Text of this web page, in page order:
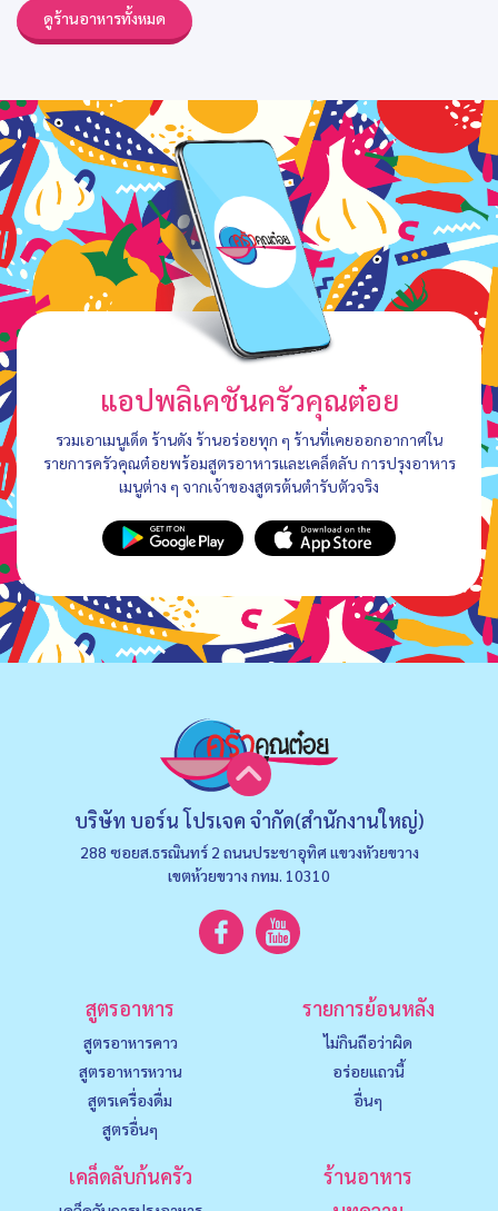
ดูร้านอาหารทั้งหมด
แอปพลิเคชันครัวคุณต๋อย
รวมเอาเมนูเด็ด ร้านดัง ร้านอร่อยทุก ๆ ร้านที่เคยออกอากาศใน
รายการครัวคุณต๋อยพร้อมสูตรอาหารและเคล็ดลับ การปรุงอาหาร
เมนูต่าง ๆ จากเจ้าของสูตรต้นตำรับตัวจริง
บริษัท บอร์น โปรเจค จำกัด(สำนักงานใหญ่)
288 ซอยส.ธรณินทร์ 2 ถนนประชาอุทิศ แขวงหัวยขวาง
เขตห้วยขวาง กทม. 10310
สูตรอาหาร
สูตรอาหารคาว
สูตรอาหารหวาน
สูตรเครื่องดื่ม
สูตรอื่นๆ
รายการย้อนหลัง
ไม่กินถือว่าผิด
อร่อยแถวนี้
อื่นๆ
เคล็ดลับก้นครัว
ร้านอาหาร